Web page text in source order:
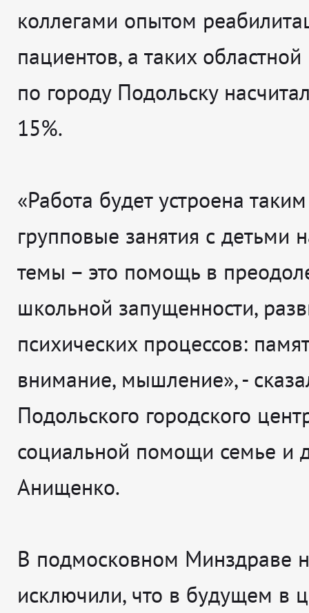
коллегами опытом
пациентов, а таких
по городу Подольску
15%.
«Работа будет устроена
групповые занятия с детьми
темы – это помощь в
школьной запущенности,
психических процессов:
внимание, мышление», -
Подольского городского
социальной помощи семье и
Анищенко.
В подмосковном Минздраве
исключили, что в будущем в